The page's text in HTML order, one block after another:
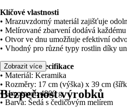
Klíčové vlastnosti
• Mrazuvzdorný materiál zajišťuje
• Melírované zbarvení dodává
• Otvor ve dnu umožňuje efektivní
• Vhodný pro různé typy rostlin díky
Technická specifikace
• Materiál: Keramika
• Rozměry: 17 cm (výška) x 39 cm
• Hmotnost: 4800 g
• Barva: Šedá s čedičovým melírem
Zobrazit více
Bezpečnost výrobků